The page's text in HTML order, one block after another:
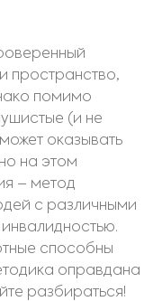
пространство,
помимо
(и не
оказывать
на этом
– метод
с различными
способны
оправдана
разбираться!